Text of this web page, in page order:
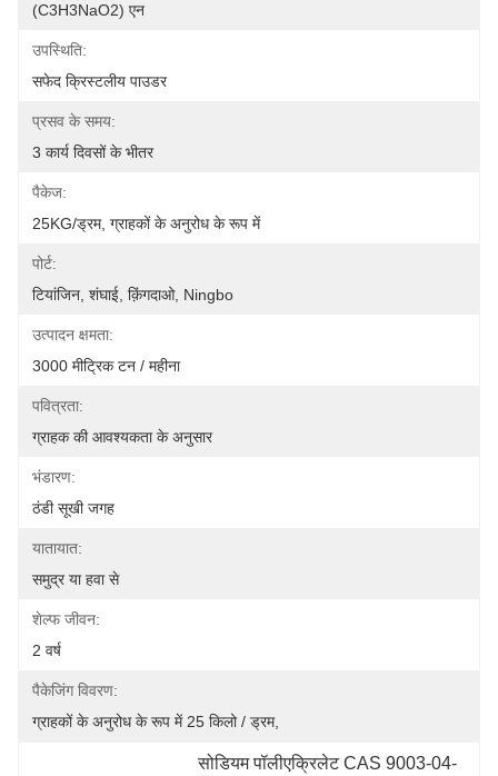
(C3H3NaO2) एन
उपस्थिति:
सफेद क्रिस्टलीय पाउडर
प्रसव के समय:
3 कार्य दिवसों के भीतर
पैकेज:
25KG/ड्रम, ग्राहकों के अनुरोध के रूप में
पोर्ट:
टियांजिन, शंघाई, क़िंगदाओ, Ningbo
उत्पादन क्षमता:
3000 मीट्रिक टन / महीना
पवित्रता:
ग्राहक की आवश्यकता के अनुसार
भंडारण:
ठंडी सूखी जगह
यातायात:
समुद्र या हवा से
शेल्फ जीवन:
2 वर्ष
पैकेजिंग विवरण:
ग्राहकों के अनुरोध के रूप में 25 किलो / ड्रम,
सोडियम पॉलीएक्रिलेट CAS 9003-04-